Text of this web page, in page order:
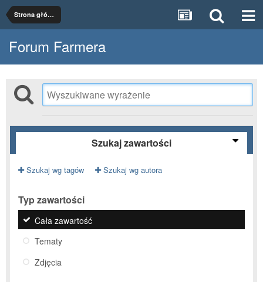
Strona główna
Forum Farmera
Szukaj zawartości
Szukaj wg tagów Szukaj wg autora
Typ zawartości
Cała zawartość
Tematy
Zdjęcia